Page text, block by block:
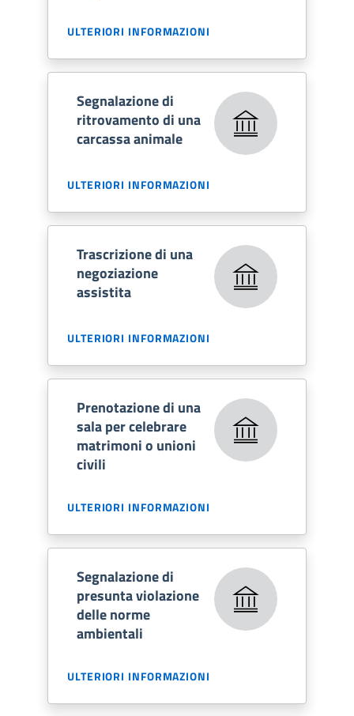
ULTERIORI INFORMAZIONI
Segnalazione di
ritrovamento di una
carcassa animale
ULTERIORI INFORMAZIONI
Trascrizione di una
negoziazione
assistita
ULTERIORI INFORMAZIONI
Prenotazione di una
sala per celebrare
matrimoni o unioni
civili
ULTERIORI INFORMAZIONI
Segnalazione di
presunta violazione
delle norme
ambientali
ULTERIORI INFORMAZIONI